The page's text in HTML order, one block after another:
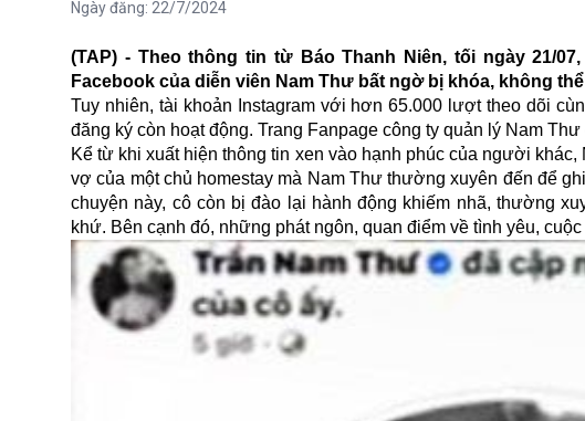
Ngày đăng: 22/7/2024
(TAP) - Theo thông tin từ Báo Thanh Niên, tối ngày 21/
Facebook của diễn viên Nam Thư bất ngờ bị khóa, không
Tuy nhiên, tài khoản Instagram với hơn 65.000 lượt theo dõi
đăng ký còn hoạt động. Trang Fanpage công ty quản lý Nam
Kể từ khi xuất hiện thông tin xen vào hạnh phúc của người
vợ của một chủ homestay mà Nam Thư thường xuyên đến để
chuyện này, cô còn bị đào lại hành động khiếm nhã, thường
khứ. Bên cạnh đó, những phát ngôn, quan điểm về tình yêu,